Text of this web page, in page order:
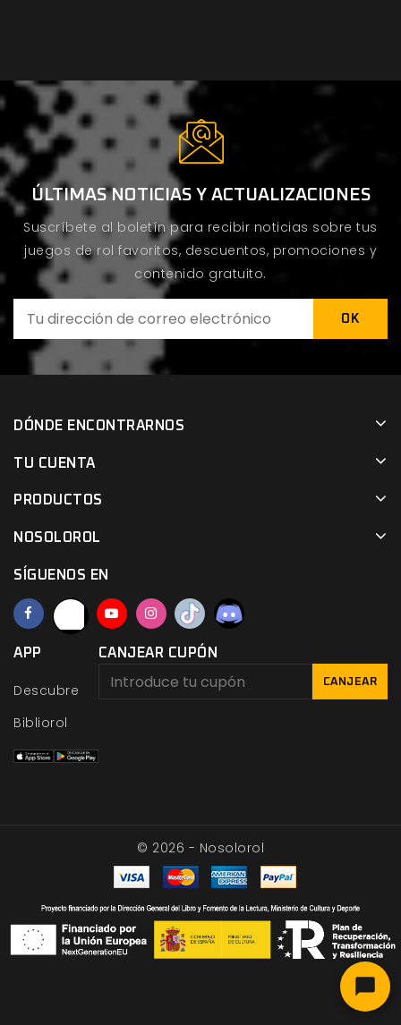
ÚLTIMAS NOTICIAS Y ACTUALIZACIONES
Suscríbete al boletín para recibir noticias sobre tus
juegos de rol favoritos, descuentos, promociones y
contenido gratuito.
DÓNDE ENCONTRARNOS
TU CUENTA
PRODUCTOS
NOSOLOROL
SÍGUENOS EN
APP
Descubre
Bibliorol
CANJEAR CUPÓN
CANJEAR
© 2026 - Nosolorol